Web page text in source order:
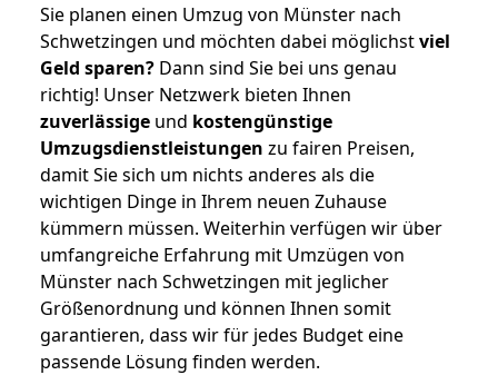
Sie planen einen Umzug von Münster nach
Schwetzingen und möchten dabei möglichstviel
Geld sparen? Dann sind Sie bei uns genau
richtig! Unser Netzwerk bieten Ihnen
zuverlässige und kostengünstige
Umzugsdienstleistungen zu fairen Preisen,
damit Sie sich um nichts anderes als die
wichtigen Dinge in Ihrem neuen Zuhause
kümmern müssen. Weiterhin verfügen wir über
umfangreiche Erfahrung mit Umzügen von
Münster nach Schwetzingen mit jeglicher
Größenordnung und können Ihnen somit
garantieren, dass wir für jedes Budget eine
passende Lösung finden werden.